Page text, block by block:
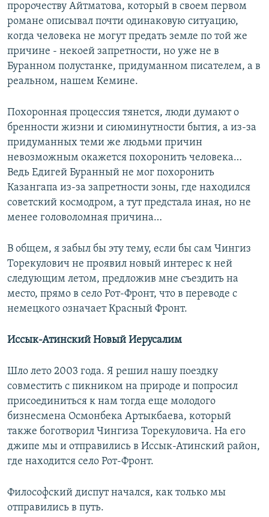
пророчеству Айтматова, который в своем первом
романе описывал почти одинаковую ситуацию,
когда человека не могут предать земле по той же
причине - некоей запретности, но уже не в
Буранном полустанке, придуманном писателем, а в
реальном, нашем Кемине.
Похоронная процессия тянется, люди думают о
бренности жизни и сиюминутности бытия, а из-за
придуманных теми же людьми причин
невозможным окажется похоронить человека…
Ведь Едигей Буранный не мог похоронить
Казангапа из-за запретности зоны, где находился
советский космодром, а тут предстала иная, но не
менее головоломная причина…
В общем, я забыл бы эту тему, если бы сам Чингиз
Торекулович не проявил новый интерес к ней
следующим летом, предложив мне съездить на
место, прямо в село Рот-Фронт, что в переводе с
немецкого означает Красный Фронт.
Иссык-Атинский Новый Иерусалим
Шло лето 2003 года. Я решил нашу поездку
совместить с пикником на природе и попросил
присоединиться к нам тогда еще молодого
бизнесмена Осмонбека Артыкбаева, который
также боготворил Чингиза Торекуловича. На его
джипе мы и отправились в Иссык-Атинский район,
где находится село Рот-Фронт.
Философский диспут начался, как только мы
отправились в путь.